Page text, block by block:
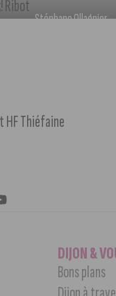
Stéphane Ollagnier
HF Thiéfaine
DIJON &
Bons plans